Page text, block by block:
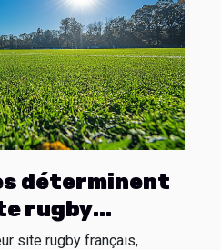
déterminent
rugby
site rugby français,